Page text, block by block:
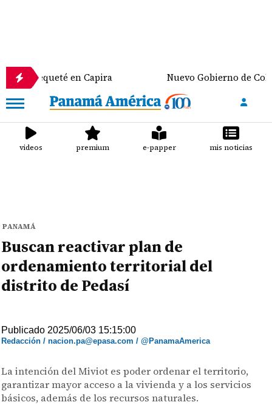
en Capira Nuevo Gobierno de Colombia
videos premium e-papper mis noticias
PANAMÁ
Buscan reactivar plan de
ordenamiento territorial del
distrito de Pedasí
Publicado 2025/06/03 15:15:00
Redacción / nacion.pa@epasa.com / @PanamaAmerica
La intención del Miviot es poder ordenar el territorio,
garantizar mayor acceso a la vivienda y a los servicios
básicos, además de los recursos naturales.